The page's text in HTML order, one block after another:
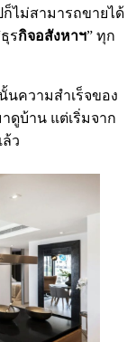
ไม่สามารถขายได้
รกิจอสังหาฯ” ทุก
ความสำเร็จของ
ดูบ้าน แต่เริ่มจาก
ว